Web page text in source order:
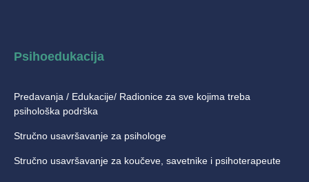
Psihoedukacija
Predavanja / Edukacije/ Radionice za sve kojima treba
psihološka podrška
Stručno usavršavanje za psihologe
Stručno usavršavanje za koučeve, savetnike i psihoterapeute